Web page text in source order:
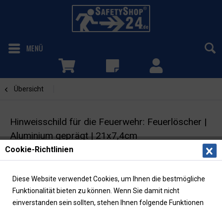
MENÜ
Übersicht
Hinweisschild für die Feuerwehr: Feuerlöscher |
Aluminium geprägt | 21x7,4cm
Cookie-Richtlinien
Diese Website verwendet Cookies, um Ihnen die bestmögliche
Funktionalität bieten zu können. Wenn Sie damit nicht
einverstanden sein sollten, stehen Ihnen folgende Funktionen